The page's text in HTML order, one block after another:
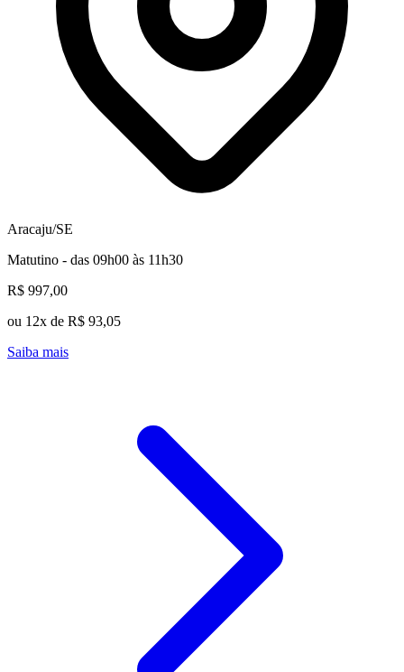
Aracaju/SE
Matutino - das 09h00 às 11h30
R$ 997,00
ou 12x de R$ 93,05
Saiba mais